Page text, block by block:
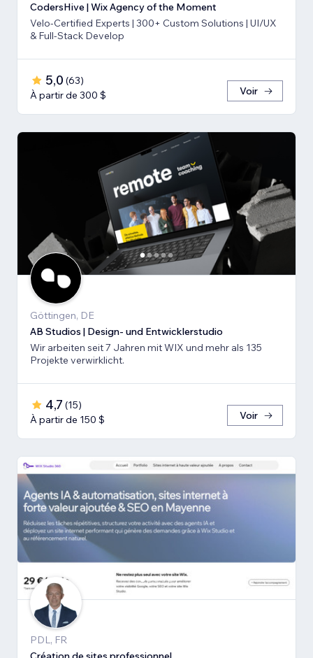
CodersHive | Wix Agency of the Moment
Velo-Certified Experts | 300+ Custom Solutions | UI/UX
& Full-Stack Develop
5,0 (63)
À partir de 300 $
Voir
Göttingen, DE
AB Studios | Design- und Entwicklerstudio
Wir arbeiten seit 7 Jahren mit WIX und mehr als 135
Projekte verwirklicht.
4,7 (15)
À partir de 150 $
Voir
PDL, FR